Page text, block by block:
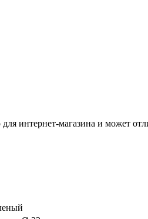
интернет-магазина и может